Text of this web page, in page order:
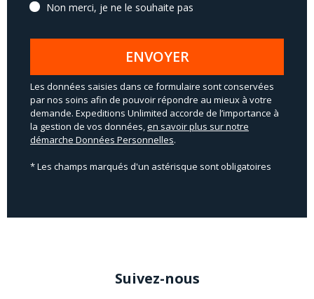
Non merci, je ne le souhaite pas
ENVOYER
Les données saisies dans ce formulaire sont conservées
par nos soins afin de pouvoir répondre au mieux à votre
demande. Expeditions Unlimited accorde de l’importance à
la gestion de vos données,en savoir plus sur notre
démarche Données Personnelles.
* Les champs marqués d'un astérisque sont obligatoires
Suivez-nous